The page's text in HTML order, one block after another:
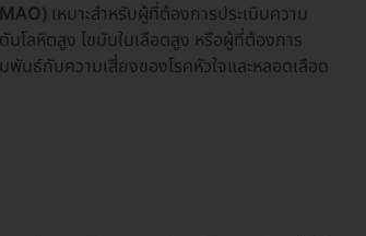
เหมาะสำหรับผู้ที่ต้องการประเมินความ
นโลหิตสูง ไขมันในเลือดสูง หรือผู้ที่ต้องการ
นธ์กับความเสี่ยงของโรคหัวใจและหลอดเลือด